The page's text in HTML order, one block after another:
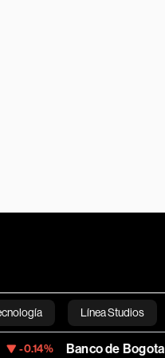
Línea Studios
English
Banco de Bogota 38,900.00